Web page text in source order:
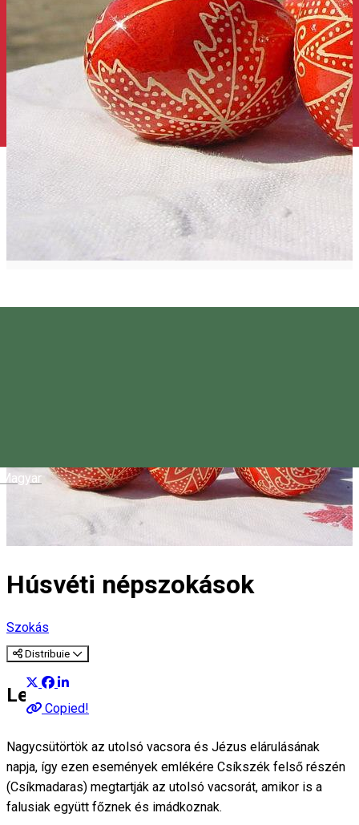
Magyar
Húsvéti népszokások
Szokás
Distribuie
Copied!
Leírás
Nagycsütörtök az utolsó vacsora és Jézus elárulásának
napja, így ezen események emlékére Csíkszék felső részén
(Csíkmadaras) megtartják az utolsó vacsorát, amikor is a
falusiak együtt főznek és imádkoznak.